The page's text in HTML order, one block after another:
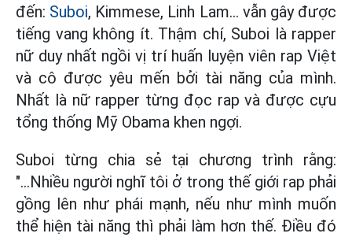
đến: Suboi, Kimmese, Linh Lam… vẫn gây được
tiếng vang không ít. Thậm chí, Suboi là rapper
nữ duy nhất ngồi vị trí huấn luyện viên rap Việt
và cô được yêu mến bởi tài năng của mình.
Nhất là nữ rapper từng đọc rap và được cựu
tổng thống Mỹ Obama khen ngợi.
Suboi từng chia sẻ tại chương trình rằng:
"...Nhiều người nghĩ tôi ở trong thế giới rap phải
gồng lên như phái mạnh, nếu như mình muốn
thể hiện tài năng thì phải làm hơn thế. Điều đó